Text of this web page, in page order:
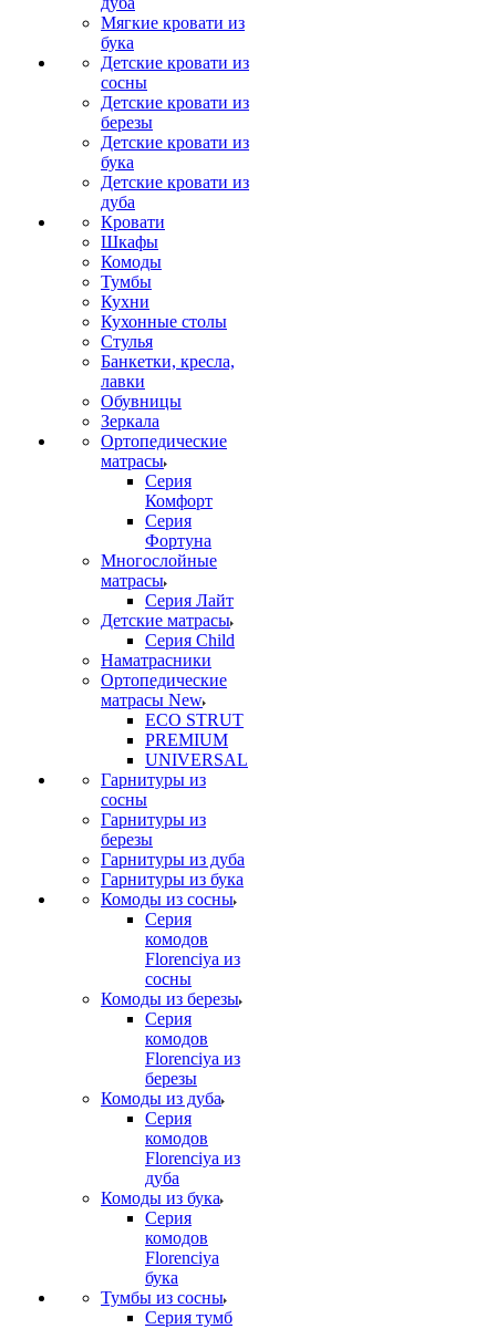
Мягкие кровати из
бука
Детские кровати из
сосны
Детские кровати из
березы
Детские кровати из
бука
Детские кровати из
дуба
Кровати
Шкафы
Комоды
Тумбы
Кухни
Кухонные столы
Стулья
Банкетки, кресла,
лавки
Обувницы
Зеркала
Ортопедические
матрасы
Серия
Комфорт
Серия
Фортуна
Многослойные
матрасы
Серия Лайт
Детские матрасы
Серия Child
Наматрасники
Ортопедические
матрасы New
ECO STRUT
PREMIUM
UNIVERSAL
Гарнитуры из
сосны
Гарнитуры из
березы
Гарнитуры из дуба
Гарнитуры из бука
Комоды из сосны
Серия
комодов
Florenciya из
сосны
Комоды из березы
Серия
комодов
Florenciya из
березы
Комоды из дуба
Серия
комодов
Florenciya из
дуба
Комоды из бука
Серия
комодов
Florenciya
бука
Тумбы из сосны
Серия тумб